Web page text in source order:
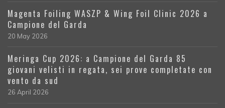
Magenta Foiling WASZP & Wing Foil Clinic 2026 a
Campione del Garda
20 May 2026
Meringa Cup 2026: a Campione del Garda 85
giovani velisti in regata, sei prove completate con
vento da sud
26 April 2026